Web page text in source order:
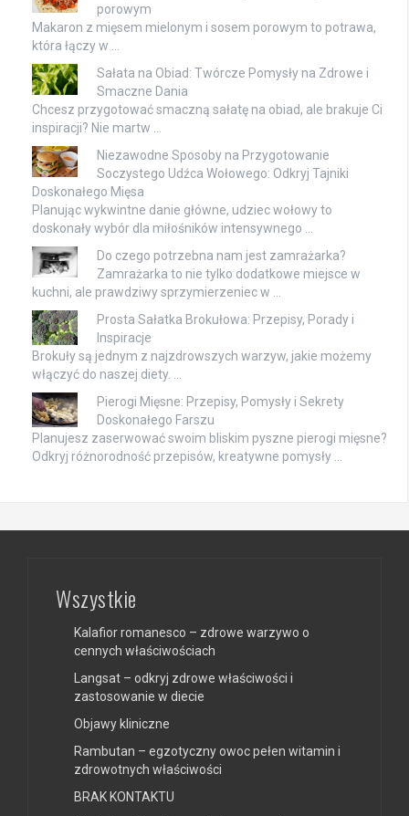
porowym
Makaron z mięsem mielonym i sosem porowym to potrawa,
która łączy w …
Sałata na Obiad: Twórcze Pomysły na Zdrowe i
Smaczne Dania
Chcesz przygotować smaczną sałatę na obiad, ale brakuje Ci
inspiracji? Nie martw …
Niezawodne Sposoby na Przygotowanie
Soczystego Udźca Wołowego: Odkryj Tajniki
Doskonałego Mięsa
Planując wykwintne danie główne, udziec wołowy to
doskonały wybór dla miłośników intensywnego …
Do czego potrzebna nam jest zamrażarka?
Zamrażarka to nie tylko dodatkowe miejsce w
kuchni, ale prawdziwy sprzymierzeniec w …
Prosta Sałatka Brokułowa: Przepisy, Porady i
Inspiracje
Brokuły są jednym z najzdrowszych warzyw, jakie możemy
włączyć do naszej diety. …
Pierogi Mięsne: Przepisy, Pomysły i Sekrety
Doskonałego Farszu
Planujesz zaserwować swoim bliskim pyszne pierogi mięsne?
Odkryj różnorodność przepisów, kreatywne pomysły …
Wszystkie
Kalafior romanesco – zdrowe warzywo o
cennych właściwościach
Langsat – odkryj zdrowe właściwości i
zastosowanie w diecie
Objawy kliniczne
Rambutan – egzotyczny owoc pełen witamin i
zdrowotnych właściwości
BRAK KONTAKTU